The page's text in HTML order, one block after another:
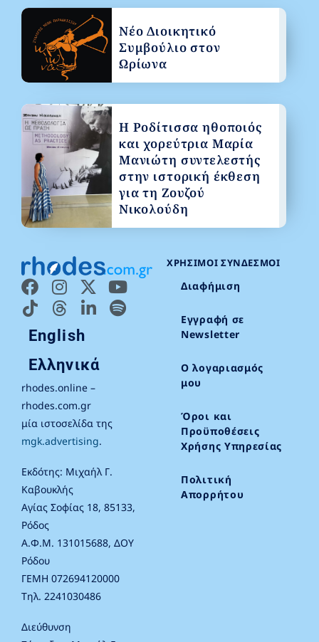
English
Ελληνικά
rhodes.online –
rhodes.com.gr
μία ιστοσελίδα της
mgk.advertising.
Εκδότης: Μιχαήλ Γ.
Καβουκλής
Αγίας Σοφίας 18, 85133,
Ρόδος
Α.Φ.Μ. 131015688, ΔΟΥ
Ρόδου
ΓΕΜΗ 072694120000
Τηλ. 2241030486
Διεύθυνση
ΧΡΉΣΙΜΟΙ ΣΎΝΔΕΣΜΟΙ
Διαφήμιση
Εγγραφή σε
Newsletter
Ο λογαριασμός
μου
Όροι και
Προϋποθέσεις
Χρήσης Υπηρεσίας
Πολιτική
Απορρήτου
Νέο Διοικητικό
Συμβούλιο στον
Ωρίωνα
Η Ροδίτισσα ηθοποιός
και χορεύτρια Μαρία
Μανιώτη συντελεστής
στην ιστορική έκθεση
για τη Ζουζού
Νικολούδη